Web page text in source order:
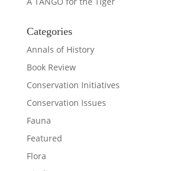
Categories
Annals of History
Book Review
Conservation Initiatives
Conservation Issues
Fauna
Featured
Flora